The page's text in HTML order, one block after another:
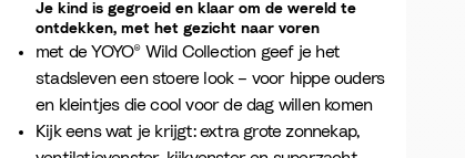
Je kind is gegroeid en klaar om de wereld te
ontdekken, met het gezicht naar voren
met de YOYO® Wild Collection geef je het
stadsleven een stoere look – voor hippe ouders
en kleintjes die cool voor de dag willen komen
Kijk eens wat je krijgt: extra grote zonnekap,